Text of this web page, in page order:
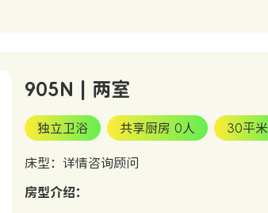
905N | 两室
独立卫浴 共享厨房 0人 30平米
床型：详情咨询顾问
房型介绍：